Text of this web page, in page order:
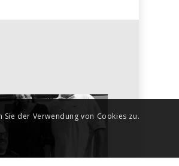
Dezember das
Team und
„SENTIREE
der Verwendung von Cookies zu.